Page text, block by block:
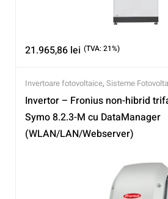
21.965,86 lei (TVA: 21%)
Invertoare fotovoltaice, Sisteme
Invertor – Fronius non-hibrid
Symo 8.2.3-M cu DataManager
(WLAN/LAN/Webserver)